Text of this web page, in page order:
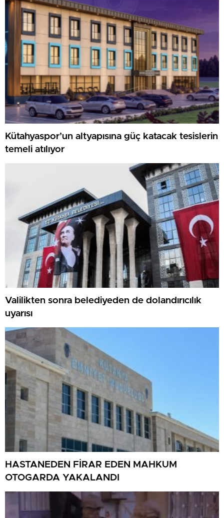
Kütahyaspor’un altyapısına güç katacak tesislerin
temeli atılıyor
Valilikten sonra belediyeden de dolandırıcılık
uyarısı
HASTANEDEN FİRAR EDEN MAHKUM
OTOGARDA YAKALANDI